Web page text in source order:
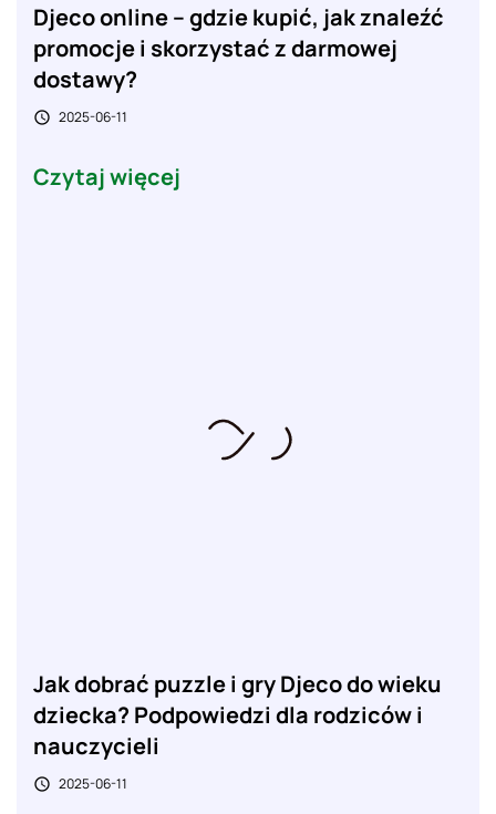
Djeco online – gdzie kupić, jak znaleźć
promocje i skorzystać z darmowej
dostawy?
 2025-06-11
Czytaj więcej
Jak dobrać puzzle i gry Djeco do wieku
dziecka? Podpowiedzi dla rodziców i
nauczycieli
 2025-06-11